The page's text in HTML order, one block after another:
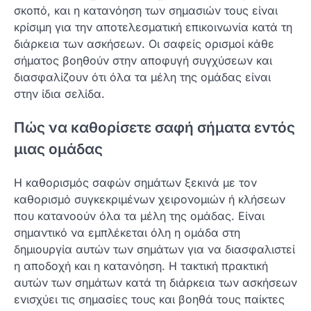
σκοπό, και η κατανόηση των σημασιών τους είναι
κρίσιμη για την αποτελεσματική επικοινωνία κατά τη
διάρκεια των ασκήσεων. Οι σαφείς ορισμοί κάθε
σήματος βοηθούν στην αποφυγή συγχύσεων και
διασφαλίζουν ότι όλα τα μέλη της ομάδας είναι
στην ίδια σελίδα.
Πώς να καθορίσετε σαφή σήματα εντός
μιας ομάδας
Η καθορισμός σαφών σημάτων ξεκινά με τον
καθορισμό συγκεκριμένων χειρονομιών ή κλήσεων
που κατανοούν όλα τα μέλη της ομάδας. Είναι
σημαντικό να εμπλέκεται όλη η ομάδα στη
δημιουργία αυτών των σημάτων για να διασφαλιστεί
η αποδοχή και η κατανόηση. Η τακτική πρακτική
αυτών των σημάτων κατά τη διάρκεια των ασκήσεων
ενισχύει τις σημασίες τους και βοηθά τους παίκτες